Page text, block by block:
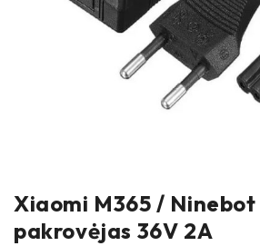
Xiaomi M365 / Ninebot
pakrovėjas 36V 2A